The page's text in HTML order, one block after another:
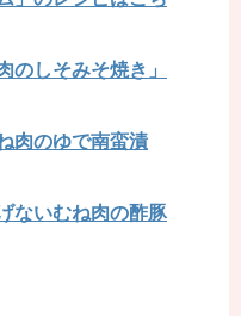
のしそみそ焼き」
肉のゆで南蛮漬
ないむね肉の酢豚